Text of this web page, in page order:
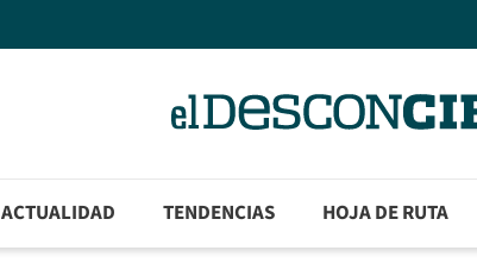
ACTUALIDAD TENDENCIAS HOJA DE RUTA